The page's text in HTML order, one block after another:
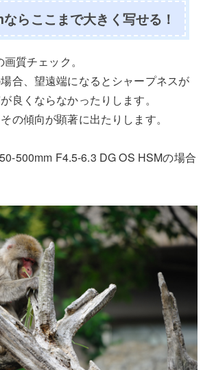
らここまで大きく写せる！
質チェック。
合、望遠端になるとシャープネスが
良くならなかったりします。
の傾向が顕著に出たりします。
500mm F4.5-6.3 DG OS HSMの場合